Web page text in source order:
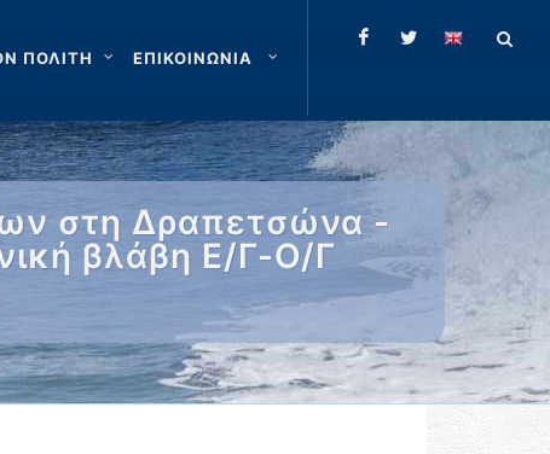
ΠΟΛΙΤΗ ΕΠΙΚΟΙΝΩΝΙΑ
στη Δραπετσώνα -
βλάβη Ε/Γ-Ο/Γ